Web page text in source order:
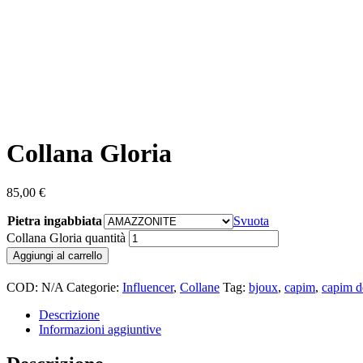
Collana Gloria
85,00 €
Pietra ingabbiata
Svuota
Collana Gloria quantità
Aggiungi al carrello
COD: N/A Categorie: Influencer, Collane Tag: bjoux, capim, capim
Descrizione
Informazioni aggiuntive